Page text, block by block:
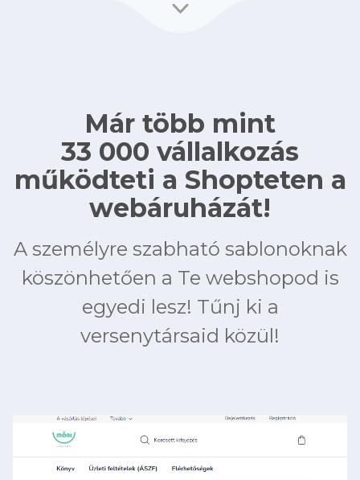
Már több mint
33 000 vállalkozás
működteti a Shopteten a
webáruházát!
A személyre szabható sablonoknak
köszönhetően a Te webshopod is
egyedi lesz! Tűnj ki a
versenytársaid közül!